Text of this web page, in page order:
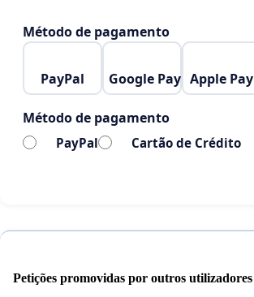
Método de pagamento
PayPal Google Pay Apple Pay
Método de pagamento
PayPal Cartão de Crédito
Petições promovidas por outros utilizadores